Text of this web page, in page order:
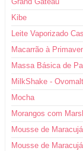
Kibe
Leite Vaporizado
Macarrão à
Massa Básica de
MilkShake -
Mocha
Morangos com
Mousse de Maracujá
Mousse de